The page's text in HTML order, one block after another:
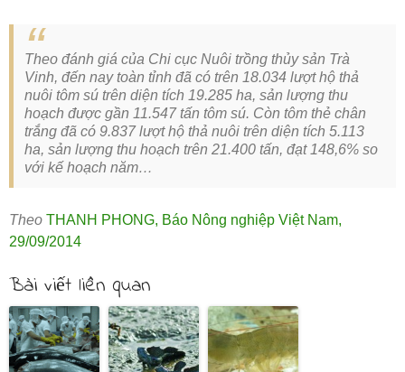
Theo đánh giá của Chi cục Nuôi trồng thủy sản Trà
Vinh, đến nay toàn tỉnh đã có trên 18.034 lượt hộ thả
nuôi tôm sú trên diện tích 19.285 ha, sản lượng thu
hoạch được gần 11.547 tấn tôm sú. Còn tôm thẻ chân
trắng đã có 9.837 lượt hộ thả nuôi trên diện tích 5.113
ha, sản lượng thu hoạch trên 21.400 tấn, đạt 148,6% so
với kế hoạch năm…
Theo THANH PHONG, Báo Nông nghiệp Việt Nam,
29/09/2014
Bài viết liên quan